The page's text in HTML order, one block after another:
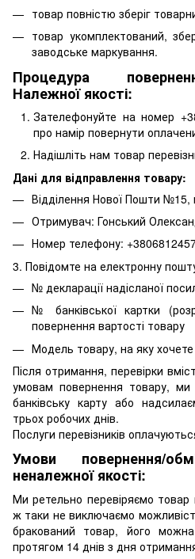
товар повністю зберіг
товар укомплектований,
заводське маркування.
Процедура
Належної якості:
Зателефонуйте на номер
про намір повернути
Надішліть нам товар
Дані для відправлення товару:
Відділення Нової Пошти №15,
Отримувач: Гонський
Номер телефону:
3. Повідомте на електронну
№ декларації надісланої
№ банківської картки
повернення вартості товару
Модель товару, на яку хочете
Після отримання, перевірки
умовам повернення товару,
банківську карту або
трьох робочих днів.
Послуги перевізників
Умови повернення/
неналежної якості:
Ми ретельно перевіряємо
ж таки не виключаємо
бракований товар, його
протягом 14 днів з дня